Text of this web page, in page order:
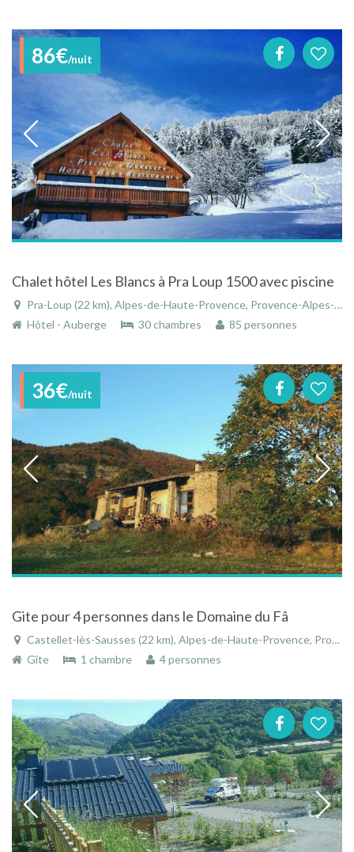
86€/nuit
Chalet hôtel Les Blancs à Pra Loup 1500 avec piscine
Pra-Loup (22 km), Alpes-de-Haute-Provence, Provence-Alpes-Côte d'Azur, France
Hôtel - Auberge
30 chambres 85 personnes
36€/nuit
Gite pour 4 personnes dans le Domaine du Fâ
Castellet-lès-Sausses (22 km), Alpes-de-Haute-Provence, Provence-Alpes-Côte d'Azur, France
Gîte
1 chambre 4 personnes